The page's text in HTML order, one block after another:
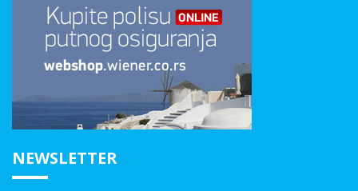
NEWSLETTER